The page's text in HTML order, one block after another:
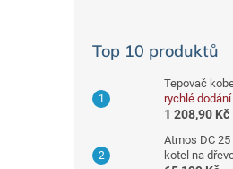
Top 10 produktů
Tepovač
rychlé dodání
1 208,90 Kč
Atmos DC
kotel na